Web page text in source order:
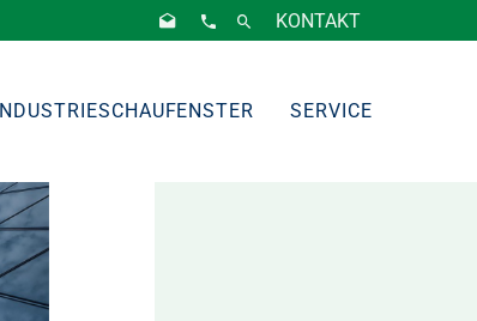
KONTAKT
INDUSTRIESCHAUFENSTER SERVICE